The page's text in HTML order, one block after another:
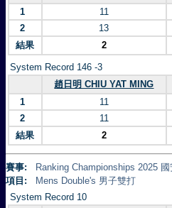
1
11
2
13
結果
2
System Record 146 -3
趙日明 CHIU YAT MING
1
11
2
11
結果
2
賽事:
Ranking Championships 2025
項目:
Mens Double's 男子雙打
System Record 10